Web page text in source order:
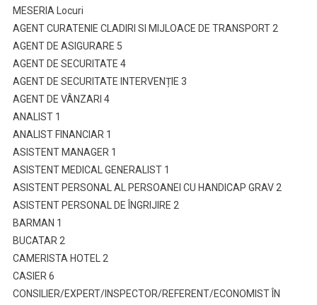
MESERIA Locuri
AGENT CURATENIE CLADIRI SI MIJLOACE DE TRANSPORT 2
AGENT DE ASIGURARE 5
AGENT DE SECURITATE 4
AGENT DE SECURITATE INTERVENȚIE 3
AGENT DE VÂNZARI 4
ANALIST 1
ANALIST FINANCIAR 1
ASISTENT MANAGER 1
ASISTENT MEDICAL GENERALIST 1
ASISTENT PERSONAL AL PERSOANEI CU HANDICAP GRAV 2
ASISTENT PERSONAL DE ÎNGRIJIRE 2
BARMAN 1
BUCATAR 2
CAMERISTA HOTEL 2
CASIER 6
CONSILIER/EXPERT/INSPECTOR/REFERENT/ECONOMIST ÎN